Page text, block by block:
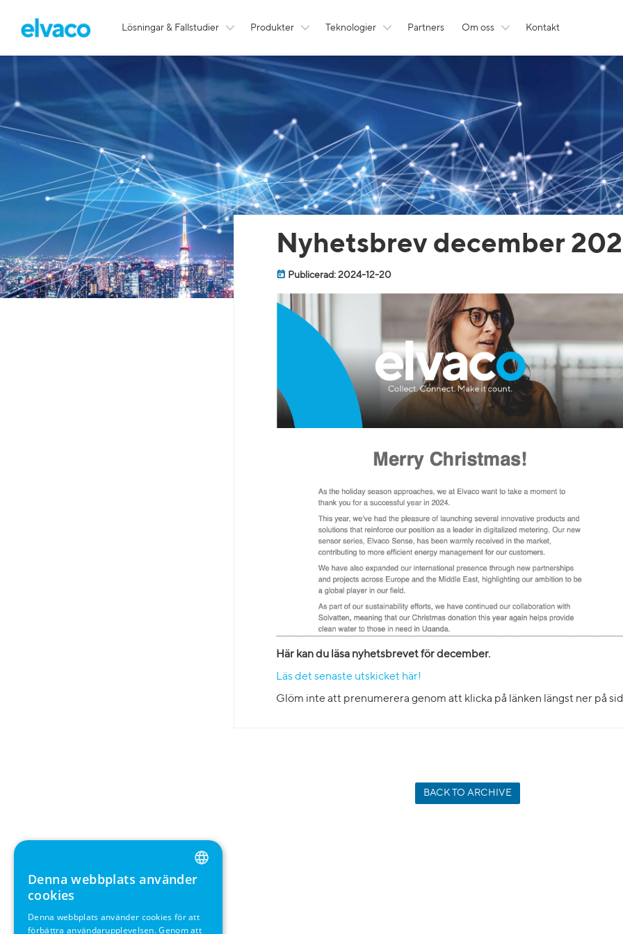
Lösningar & Fallstudier Produkter Teknologier Partners Om oss Kontakt
Nyhetsbrev december
Publicerad: 2024-12-20
Här kan du läsa nyhetsbrevet för december.
Läs det senaste utskicket här!
Glöm inte att prenumerera genom att klicka på länken längst ner på
BACK TO ARCHIVE
ENGLISH
SWEDISH
Denna webbplats använder
cookies
Denna webbplats använder cookies för att
förbättra användarupplevelsen. Genom att